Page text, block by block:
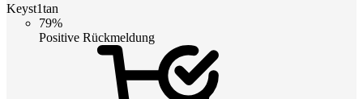
Keyst1tan
79%
Positive Rückmeldung